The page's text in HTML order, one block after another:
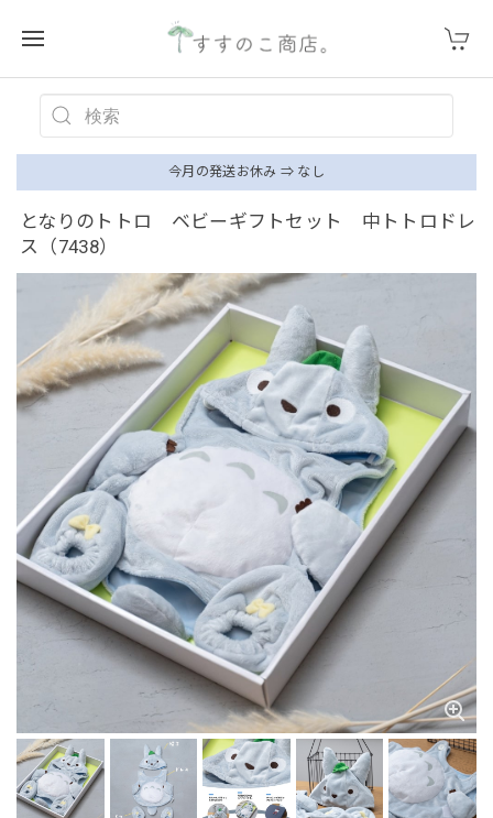
今月の発送お休み ⇒ なし
となりのトトロ ベビーギフトセット 中トトロドレ
ス（7438）